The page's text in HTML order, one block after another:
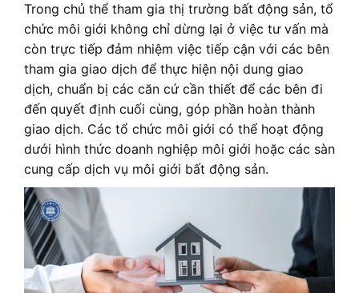
Trong chủ thể tham gia thị trường bất động sản, tổ
chức môi giới không chỉ dừng lại ở việc tư vấn mà
còn trực tiếp đảm nhiệm việc tiếp cận với các bên
tham gia giao dịch để thực hiện nội dung giao
dịch, chuẩn bị các căn cứ cần thiết để các bên đi
đến quyết định cuối cùng, góp phần hoàn thành
giao dịch. Các tổ chức môi giới có thể hoạt động
dưới hình thức doanh nghiệp môi giới hoặc các sàn
cung cấp dịch vụ môi giới bất động sản.